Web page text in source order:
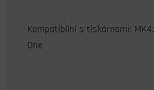
Kompatibilní s tiskárnami: MK4,
One